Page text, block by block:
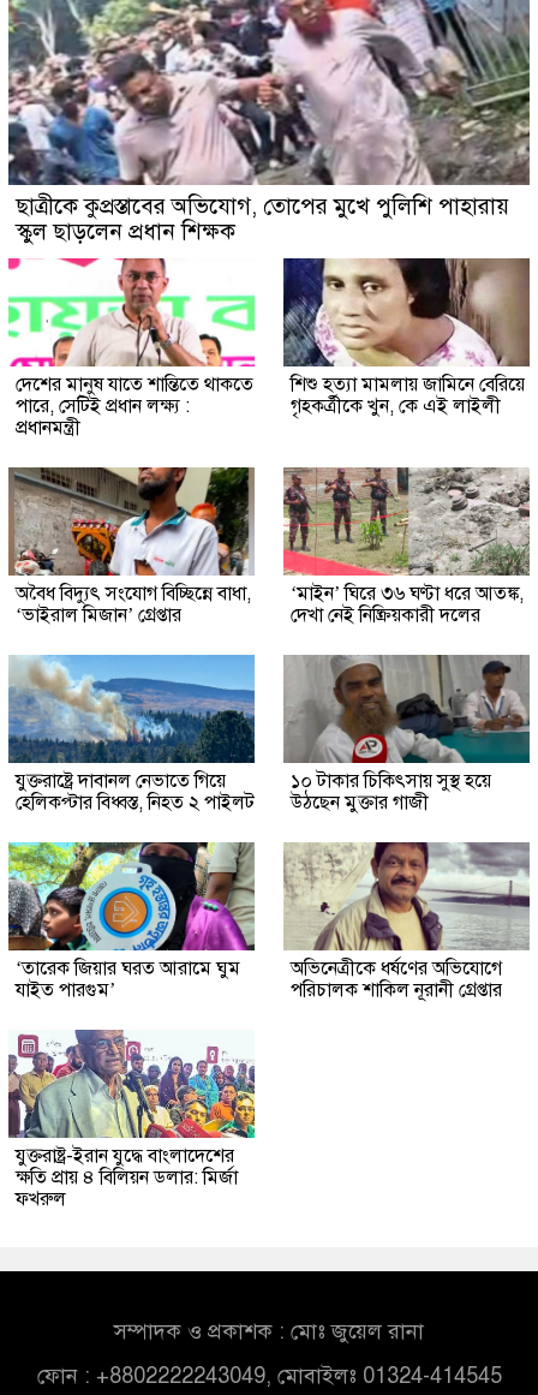
ছাত্রীকে কুপ্রস্তাবের অভিযোগ, তোপের মুখে পুলিশি পাহারায়
স্কুল ছাড়লেন প্রধান শিক্ষক
দেশের মানুষ যাতে শান্তিতে থাকতে
পারে, সেটিই প্রধান লক্ষ্য :
প্রধানমন্ত্রী
শিশু হত্যা মামলায় জামিনে বেরিয়ে
গৃহকর্ত্রীকে খুন, কে এই লাইলী
অবৈধ বিদ্যুৎ সংযোগ বিচ্ছিন্নে বাধা,
‘ভাইরাল মিজান’ গ্রেপ্তার
‘মাইন’ ঘিরে ৩৬ ঘণ্টা ধরে আতঙ্ক,
দেখা নেই নিষ্ক্রিয়কারী দলের
যুক্তরাষ্ট্রে দাবানল নেভাতে গিয়ে
হেলিকপ্টার বিধ্বস্ত, নিহত ২ পাইলট
১০ টাকার চিকিৎসায় সুস্থ হয়ে
উঠছেন মুক্তার গাজী
‘তারেক জিয়ার ঘরত আরামে ঘুম
যাইত পারগুম’
অভিনেত্রীকে ধর্ষণের অভিযোগে
পরিচালক শাকিল নূরানী গ্রেপ্তার
যুক্তরাষ্ট্র-ইরান যুদ্ধে বাংলাদেশের
ক্ষতি প্রায় ৪ বিলিয়ন ডলার: মির্জা
ফখরুল
সম্পাদক ও প্রকাশক : মোঃ জুয়েল রানা
ফোন : +8802222243049, মোবাইলঃ 01324-414545